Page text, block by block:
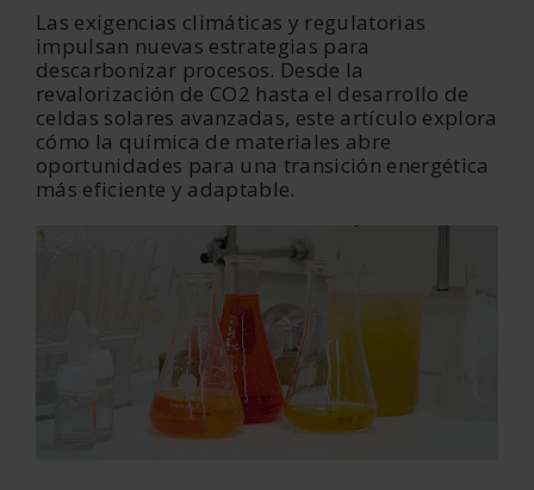
Las exigencias climáticas y regulatorias
impulsan nuevas estrategias para
descarbonizar procesos. Desde la
revalorización de CO2 hasta el desarrollo de
celdas solares avanzadas, este artículo explora
cómo la química de materiales abre
oportunidades para una transición energética
más eficiente y adaptable.